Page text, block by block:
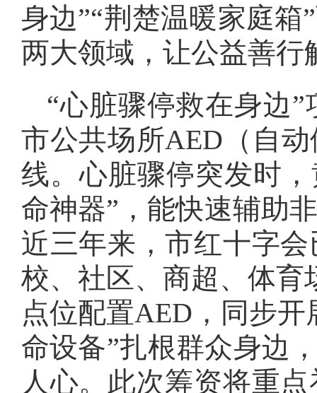
身边”“荆楚温暖家庭
两大领域，让公益善行
“心脏骤停救在身边
市公共场所AED（自
线。心脏骤停突发时
命神器”，能快速辅助
近三年来，市红十字
校、社区、商超、体育
点位配置AED，同步
命设备”扎根群众身边
人心。此次筹资将重